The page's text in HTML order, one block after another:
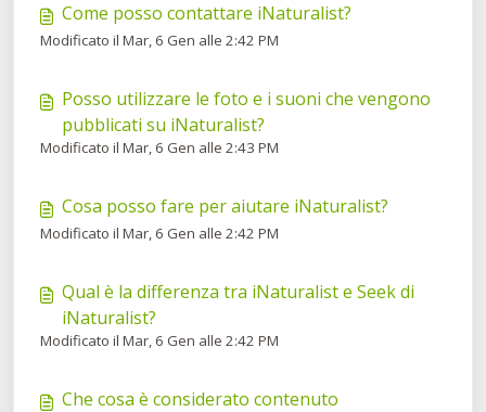
Come posso contattare iNaturalist?
Modificato il Mar, 6 Gen alle 2:42 PM
Posso utilizzare le foto e i suoni che vengono
pubblicati su iNaturalist?
Modificato il Mar, 6 Gen alle 2:43 PM
Cosa posso fare per aiutare iNaturalist?
Modificato il Mar, 6 Gen alle 2:42 PM
Qual è la differenza tra iNaturalist e Seek di
iNaturalist?
Modificato il Mar, 6 Gen alle 2:42 PM
Che cosa è considerato contenuto